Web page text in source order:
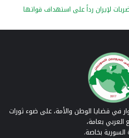
لإيران رداً على استهداف قواتها
في قضايا الوطن والأمة، على ضوء ثورات
العربي بعامة،
السورية بخاصة.